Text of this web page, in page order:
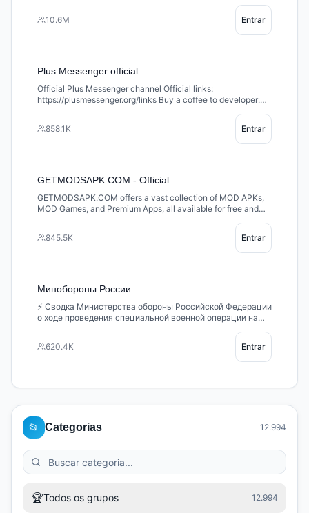
10.6M Entrar
Plus Messenger official
Official Plus Messenger channel Official links:
https://plusmessenger.org/links Buy a coffee to developer:
858.1K Entrar
GETMODSAPK.COM - Official
GETMODSAPK.COM offers a vast collection of MOD APKs,
MOD Games, and Premium Apps, all available for free and
845.5K
Entrar
Минобороны России
⚡️ Сводка Министерства обороны Российской Федерации
о ходе проведения специальной военной операции на
620.4K Entrar
📂 Categorias 12.994
🏆Todos os grupos 12.994